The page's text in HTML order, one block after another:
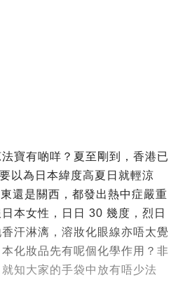
寶有啲咩？夏至剛到，香港已
以為日本緯度高夏日就輕涼
還是關西，都發出熱中症嚴重
本女性，日日 30 幾度，烈日
汗淋漓，溶妝化眼線亦唔太覺
化妝品先有呢個化學作用？非
知大家的手袋中放有唔少法